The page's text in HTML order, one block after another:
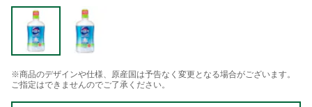
※商品のデザインや仕様、原産国は予告なく変更となる場合がございます。
ご指定はできませんのでご了承ください。